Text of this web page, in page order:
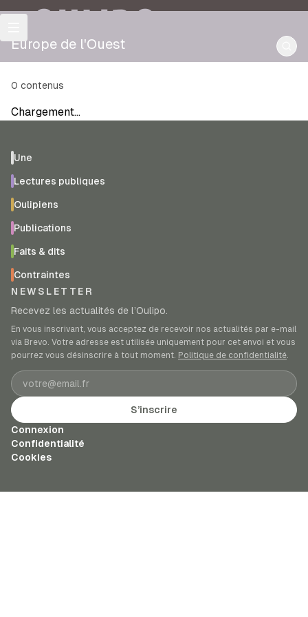
OULIPO
Europe de l'Ouest
0 contenus
Chargement…
Une
Lectures publiques
Oulipiens
Publications
Faits & dits
Contraintes
NEWSLETTER
Recevez les actualités de l’Oulipo.
En vous inscrivant, vous acceptez de recevoir nos actualités par e-mail
via Brevo. Votre adresse est utilisée uniquement pour cet envoi et vous
pourrez vous désinscrire à tout moment. Politique de confidentialité.
Adresse e-mail
S’inscrire
Connexion
Confidentialité
Cookies